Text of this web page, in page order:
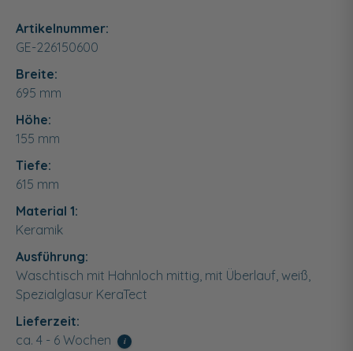
Artikelnummer:
GE-226150600
Breite:
695 mm
Höhe:
155 mm
Tiefe:
615 mm
Material 1:
Keramik
Ausführung:
Waschtisch mit Hahnloch mittig, mit Überlauf, weiß,
Spezialglasur KeraTect
Lieferzeit:
ca. 4 - 6 Wochen
i